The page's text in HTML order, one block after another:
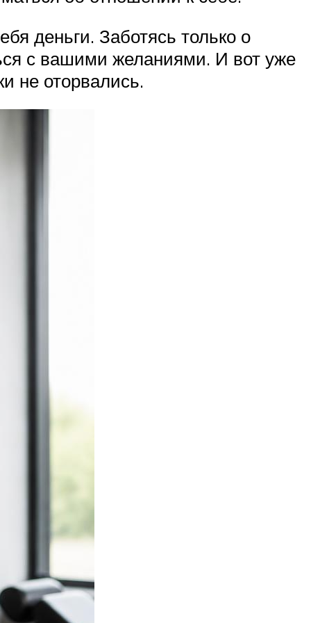
деньги. Заботясь только о
с вашими желаниями. И вот уже
не оторвались.